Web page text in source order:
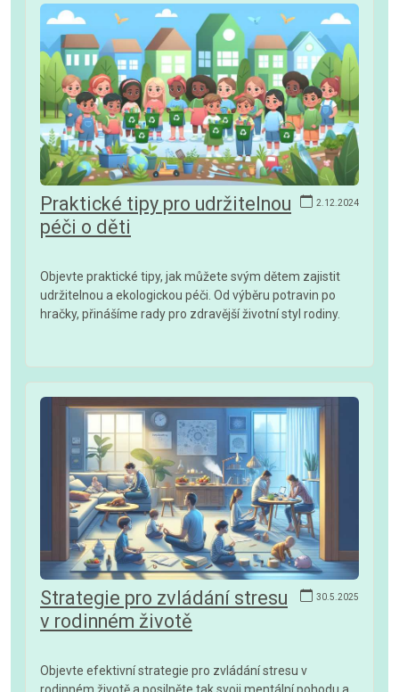
2.12.2024
Praktické tipy pro udržitelnou
péči o děti
Objevte praktické tipy, jak můžete svým dětem zajistit
udržitelnou a ekologickou péči. Od výběru potravin po
hračky, přinášíme rady pro zdravější životní styl rodiny.
30.5.2025
Strategie pro zvládání stresu
v rodinném životě
Objevte efektivní strategie pro zvládání stresu v